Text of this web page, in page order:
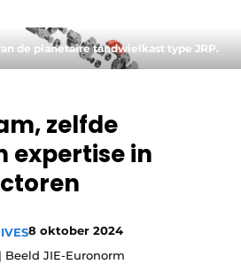
statement
de planetaire tandwielkast type JRP.
zelfde
expertise in
8 oktober 2024
Beeld JIE-Euronorm